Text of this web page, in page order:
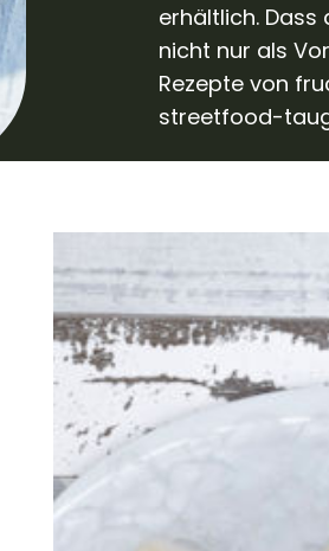
erhältlich. Dass
nicht nur als
Rezepte von
streetfood-